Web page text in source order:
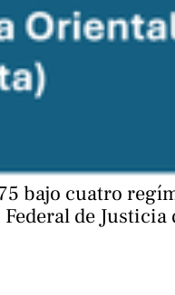
bajo cuatro
de Justicia